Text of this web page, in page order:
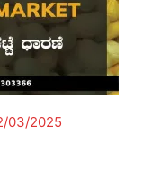
03/2025